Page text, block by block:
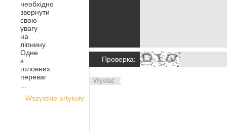
необхідно
звернути
свою
увагу
на
ліпнину.
Одне
з
головних
переваг
Wszystkie artykuły
Проверка:
Wysłać